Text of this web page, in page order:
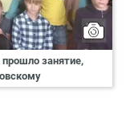
занятие,